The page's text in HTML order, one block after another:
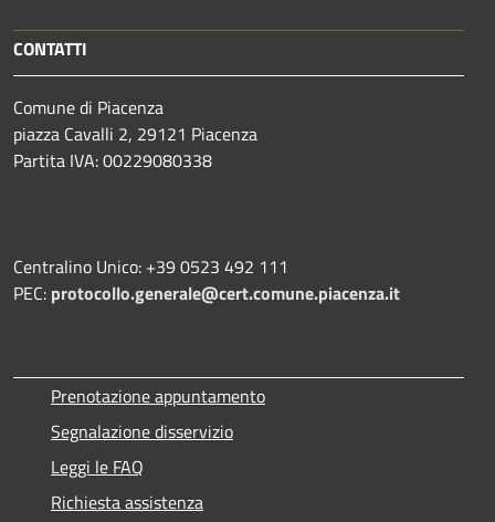
CONTATTI
Comune di Piacenza
piazza Cavalli 2, 29121 Piacenza
Partita IVA: 00229080338
Centralino Unico: +39 0523 492 111
PEC: protocollo.generale@cert.comune.piacenza.it
Prenotazione appuntamento
Segnalazione disservizio
Leggi le FAQ
Richiesta assistenza